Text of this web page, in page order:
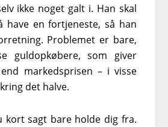
ikke noget galt i. Han skal
have en fortjeneste, så han
Problemet er bare,
guldopkøbere, som giver
markedsprisen – i visse
det halve.
kort sagt bare holde dig fra.